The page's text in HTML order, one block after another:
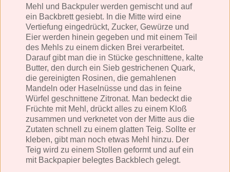
Mehl und Backpuler werden gemischt und auf
ein Backbrett gesiebt. In die Mitte wird eine
Vertiefung eingedrückt, Zucker, Gewürze und
Eier werden hinein gegeben und mit einem Teil
des Mehls zu einem dicken Brei verarbeitet.
Darauf gibt man die in Stücke geschnittene, kalte
Butter, den durch ein Sieb gestrichenen Quark,
die gereinigten Rosinen, die gemahlenen
Mandeln oder Haselnüsse und das in feine
Würfel geschnittene Zitronat. Man bedeckt die
Früchte mit Mehl, drückt alles zu einem Kloß
zusammen und verknetet von der Mitte aus die
Zutaten schnell zu einem glatten Teig. Sollte er
kleben, gibt man noch etwas Mehl hinzu. Der
Teig wird zu einem Stollen geformt und auf ein
mit Backpapier belegtes Backblech gelegt.